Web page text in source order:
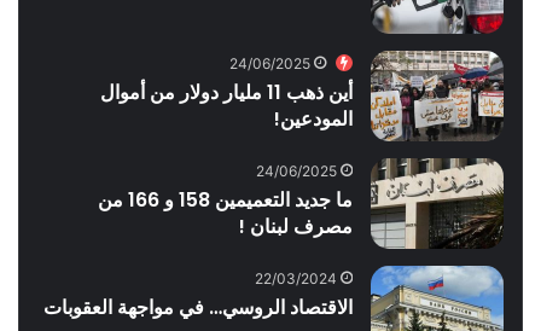
24/06/2025
أين ذهب 11 مليار دولار من أموال
المودعين!
24/06/2025
ما جديد التعميمين 158 و 166 من
مصرف لبنان !
22/03/2024
الاقتصاد الروسي… في مواجهة العقوبات